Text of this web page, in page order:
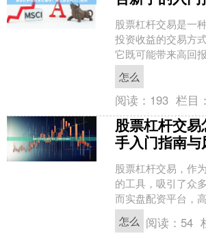
股票杠杆交易是一
投资收益的交易方
它既可能带来高回
险。本文将为您详
作方法、适用场景
怎么
阅读： 193 栏目：
股票杠杆交
手入门指南
股票杠杆交易，作
的工具，吸引了众
而实盘配资平台，
风险。本文将为您
操作方法，并提供
怎么 阅读： 54